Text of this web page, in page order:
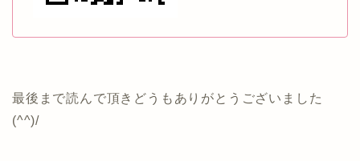
最後まで読んで頂きどうもありがとうございました
(^^)/